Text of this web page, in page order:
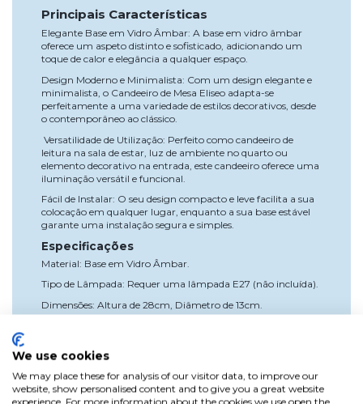
Principais Características
Elegante Base em Vidro Âmbar: A base em vidro âmbar
oferece um aspeto distinto e sofisticado, adicionando um
toque de calor e elegância a qualquer espaço.
Design Moderno e Minimalista: Com um design elegante e
minimalista, o Candeeiro de Mesa Eliseo adapta-se
perfeitamente a uma variedade de estilos decorativos, desde
o contemporâneo ao clássico.
Versatilidade de Utilização: Perfeito como candeeiro de
leitura na sala de estar, luz de ambiente no quarto ou
elemento decorativo na entrada, este candeeiro oferece uma
iluminação versátil e funcional.
Fácil de Instalar: O seu design compacto e leve facilita a sua
colocação em qualquer lugar, enquanto a sua base estável
garante uma instalação segura e simples.
Especificações
Material: Base em Vidro Âmbar.
Tipo de Lâmpada: Requer uma lâmpada E27 (não incluída).
Dimensões: Altura de 28cm, Diâmetro de 13cm.
Vantagens
Estilo Sofisticado: A base em vidro âmbar adiciona um
toque de luxo e distinção a qualquer ambiente.
Versatilidade Decorativa: Combina facilmente com
We use cookies
We may place these for analysis of our visitor data, to improve our
website, show personalised content and to give you a great website
experience. For more information about the cookies we use open the